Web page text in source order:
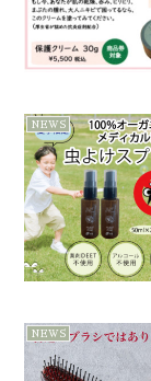
NEWS
NEWS